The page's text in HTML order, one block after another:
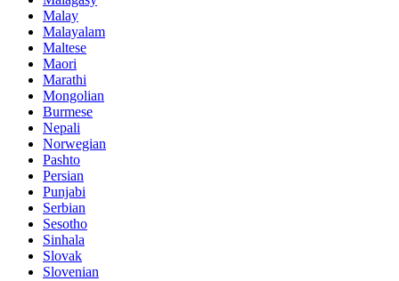
Malay
Malayalam
Maltese
Maori
Marathi
Mongolian
Burmese
Nepali
Norwegian
Pashto
Persian
Punjabi
Serbian
Sesotho
Sinhala
Slovak
Slovenian